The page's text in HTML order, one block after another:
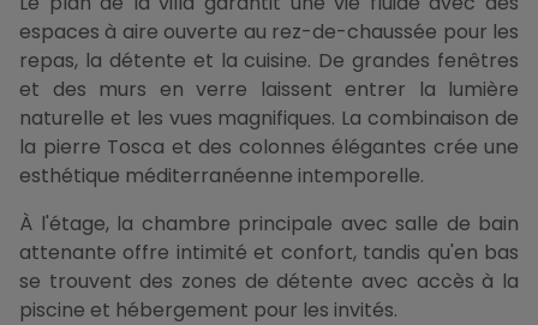
espaces à aire ouverte au rez-de-chaussée pour les
repas, la détente et la cuisine. De grandes fenêtres
et des murs en verre laissent entrer la lumière
naturelle et les vues magnifiques. La combinaison de
la pierre Tosca et des colonnes élégantes crée une
esthétique méditerranéenne intemporelle.
À l'étage, la chambre principale avec salle de bain
attenante offre intimité et confort, tandis qu'en bas
se trouvent des zones de détente avec accès à la
piscine et hébergement pour les invités.